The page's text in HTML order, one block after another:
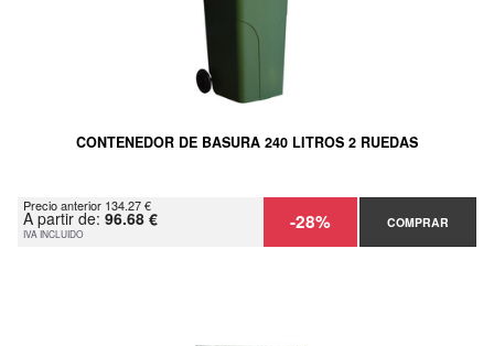
CONTENEDOR DE BASURA 240 LITROS 2 RUEDAS
Precio anterior 134.27 €
A partir de: 96.68 €
IVA INCLUIDO -28% COMPRAR